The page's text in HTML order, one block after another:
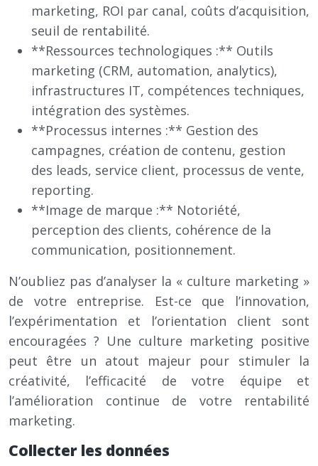
marketing, ROI par canal, coûts d’acquisition,
seuil de rentabilité.
**Ressources technologiques :** Outils
marketing (CRM, automation, analytics),
infrastructures IT, compétences techniques,
intégration des systèmes.
**Processus internes :** Gestion des
campagnes, création de contenu, gestion
des leads, service client, processus de vente,
reporting.
**Image de marque :** Notoriété,
perception des clients, cohérence de la
communication, positionnement.
N’oubliez pas d’analyser la « culture marketing »
de votre entreprise. Est-ce que l’innovation,
l’expérimentation et l’orientation client sont
encouragées ? Une culture marketing positive
peut être un atout majeur pour stimuler la
créativité, l’efficacité de votre équipe et
l’amélioration continue de votre rentabilité
marketing.
Collecter les données